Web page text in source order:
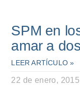
SPM en
amar a
LEER ARTÍCULO »
22 de enero, 2015